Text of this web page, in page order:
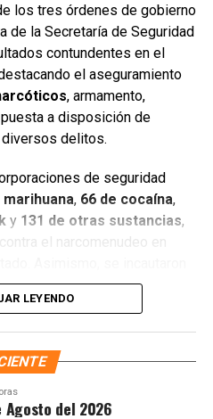
se encuentran detenciones
Lázaro Cárdenas y Tulum
órdenes de
presuntamente vinculadas
interinstitucional y
los tres órdenes de gobierno
de la Secretaría de Seguridad
contundentes en el
el aseguramiento
, armamento,
a disposición de
delitos.
de seguridad
, 66 de cocaína,
y 131 de otras sustancias,
el narcomenudeo en
cuatro armas blancas
, lo que representa un
delictivas.
del C5 y al trabajo
De estos, 25 unidades
LEYENDO
del 2026